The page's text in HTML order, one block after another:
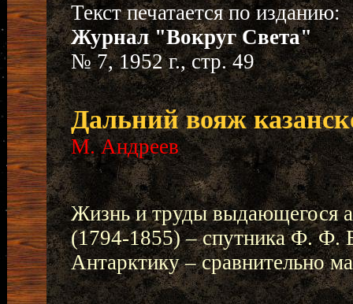
Текст печатается по изданию:
Журнал "Вокруг Света"
№ 7, 1952 г., стр. 49
Дальний вояж
М. Андреев
Жизнь и труды выдающегося
(1794-1855) – спутника Ф. Ф.
Антарктику – сравнительно